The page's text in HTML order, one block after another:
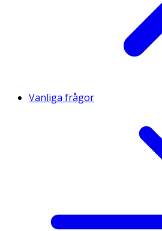
Vanliga frågor